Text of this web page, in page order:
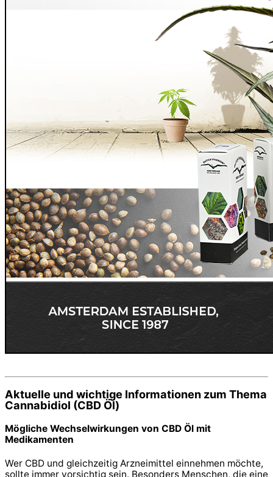
Aktuelle und wichtige Informationen zum Thema
Cannabidiol (CBD Öl)
Mögliche Wechselwirkungen von CBD Öl mit
Medikamenten
Wer CBD und gleichzeitig Arzneimittel einnehmen möchte,
sollte immer vorsichtig sein. Besonders Menschen, die eine